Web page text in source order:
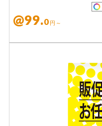
@99.0 円～